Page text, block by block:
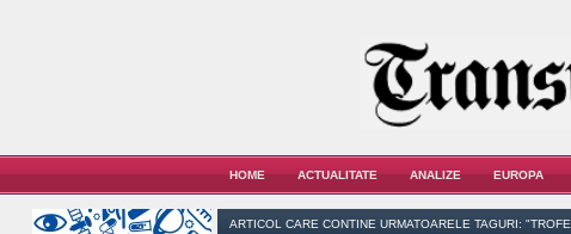
HOME ACTUALITATE ANALIZE EUROPA
ARTICOL CARE CONTINE URMATOARELE TAGURI: